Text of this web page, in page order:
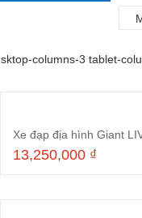
columns-3 tablet-
Xe đạp địa hình Giant
13,250,000 ₫